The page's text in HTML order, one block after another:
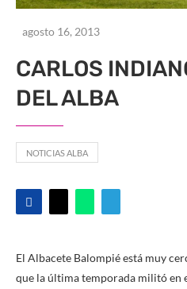
agosto 16, 2013
CARLOS
DEL ALBA
NOTICIAS ALBA
El Albacete Balompié está muy
que la última temporada militó en